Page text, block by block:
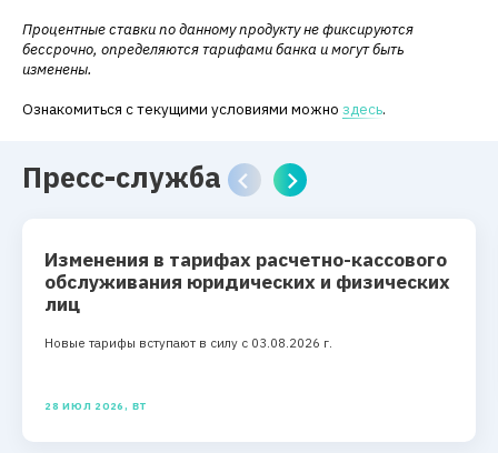
Процентные ставки по данному продукту не фиксируются
бессрочно, определяются тарифами банка и могут быть
изменены.
Ознакомиться с текущими условиями можно здесь.
Пресс-служба
Изменения в тарифах расчетно-кассового
обслуживания юридических и физических
лиц
Новые тарифы вступают в силу с 03.08.2026 г.
28 ИЮЛ 2026, ВТ